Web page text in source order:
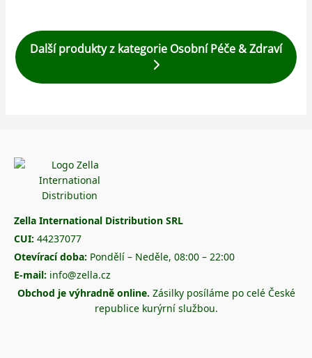
Další produkty z kategorie Osobní Péče & Zdraví
Zella International Distribution SRL
CUI: 44237077
Otevírací doba: Pondělí – Neděle, 08:00 – 22:00
E-mail: info@zella.cz
Obchod je výhradně online. Zásilky posíláme po celé České
republice kurýrní službou.